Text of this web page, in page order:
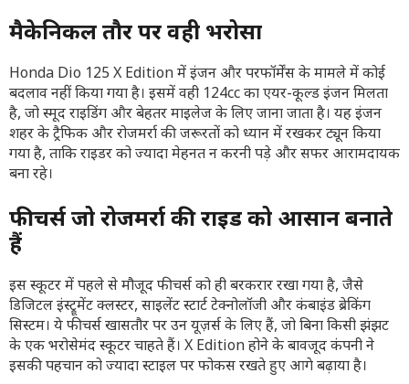
मैकेनिकल तौर पर वही भरोसा
Honda Dio 125 X Edition में इंजन और परफॉर्मेंस के मामले में कोई
बदलाव नहीं किया गया है। इसमें वही 124cc का एयर-कूल्ड इंजन मिलता
है, जो स्मूद राइडिंग और बेहतर माइलेज के लिए जाना जाता है। यह इंजन
शहर के ट्रैफिक और रोजमर्रा की जरूरतों को ध्यान में रखकर ट्यून किया
गया है, ताकि राइडर को ज्यादा मेहनत न करनी पड़े और सफर आरामदायक
बना रहे।
फीचर्स जो रोजमर्रा की राइड को आसान बनाते
हैं
इस स्कूटर में पहले से मौजूद फीचर्स को ही बरकरार रखा गया है, जैसे
डिजिटल इंस्ट्रूमेंट क्लस्टर, साइलेंट स्टार्ट टेक्नोलॉजी और कंबाइंड ब्रेकिंग
सिस्टम। ये फीचर्स खासतौर पर उन यूज़र्स के लिए हैं, जो बिना किसी झंझट
के एक भरोसेमंद स्कूटर चाहते हैं। X Edition होने के बावजूद कंपनी ने
इसकी पहचान को ज्यादा स्टाइल पर फोकस रखते हुए आगे बढ़ाया है।